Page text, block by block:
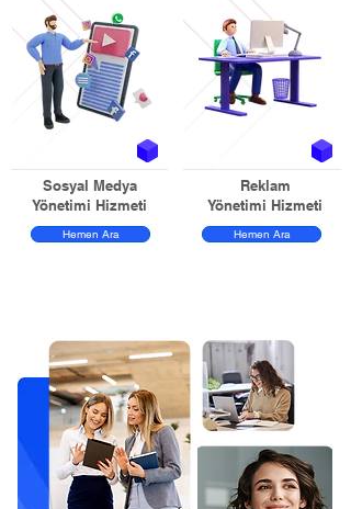
Sosyal Medya
Yönetimi Hizmeti
Hemen Ara
Reklam
Yönetimi Hizmeti
Hemen Ara